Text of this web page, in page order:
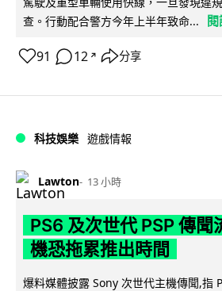
查。行動配合警方今年上半年致命...
91 12 ↗ 分享
科技娛樂 遊戲情報
Lawton 13 小時
PS6 及次世代 PSP 傳聞
機恐拖累推出時間
爆料媒體披露 Sony 次世代主機傳聞,指